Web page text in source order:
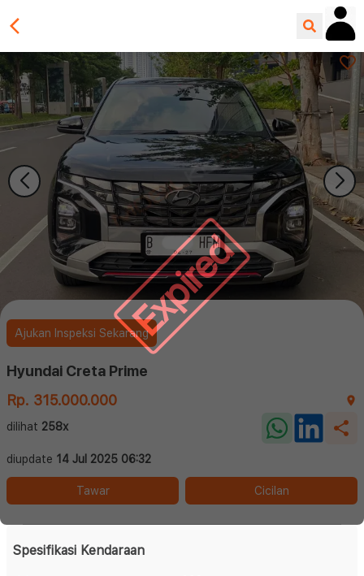
Expired
Ajukan Inspeksi Sekarang
Hyundai Creta Prime
Rp. 315.000.000
dilihat 258x
diupdate 14 Jul 2025 06:32
Tawar Cicilan
Spesifikasi Kendaraan